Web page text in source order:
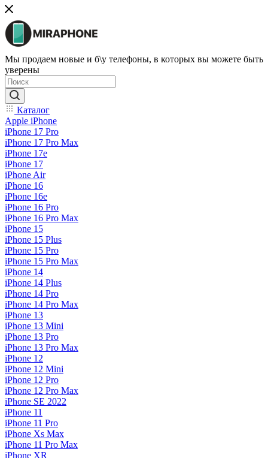
Мы продаем новые и б\у телефоны, в которых вы можете быть
уверены
Каталог
Apple iPhone
iPhone 17 Pro
iPhone 17 Pro Max
iPhone 17e
iPhone 17
iPhone Air
iPhone 16
iPhone 16e
iPhone 16 Pro
iPhone 16 Pro Max
iPhone 15
iPhone 15 Plus
iPhone 15 Pro
iPhone 15 Pro Max
iPhone 14
iPhone 14 Plus
iPhone 14 Pro
iPhone 14 Pro Max
iPhone 13
iPhone 13 Mini
iPhone 13 Pro
iPhone 13 Pro Max
iPhone 12
iPhone 12 Mini
iPhone 12 Pro
iPhone 12 Pro Max
iPhone SE 2022
iPhone 11
iPhone 11 Pro
iPhone Xs Max
iPhone 11 Pro Max
iPhone XR